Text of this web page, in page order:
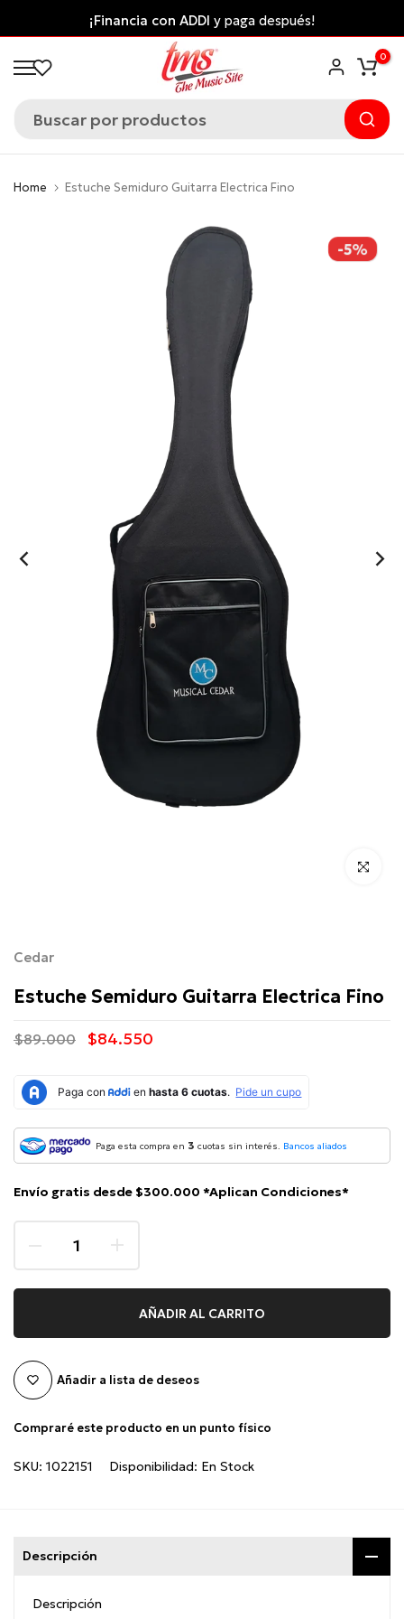
al
contenido
¡Financia con ADDI y paga después!
0
Home Estuche Semiduro Guitarra Electrica Fino
-5%
Click para
Cedar
Estuche Semiduro Guitarra Electrica Fino
$89.000 $84.550
Paga esta compra en 3 cuotas sin interés. Bancos aliados
Envío gratis desde $300.000 *Aplican Condiciones*
AÑADIR AL CARRITO
Añadir a lista de deseos
Compraré este producto en un punto físico
SKU: 1022151 Disponibilidad: En Stock
Descripción
Descripción